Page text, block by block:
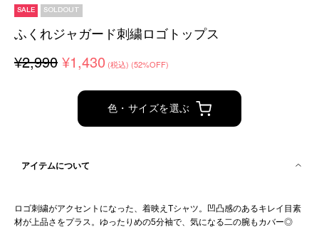
SALE SOLDOUT
ふくれジャガード刺繍ロゴトップス
¥2,990 ¥1,430 (税込) (52%OFF)
色・サイズを選ぶ
アイテムについて
ロゴ刺繍がアクセントになった、着映えTシャツ。凹凸感のあるキレイ目素
材が上品さをプラス。ゆったりめの5分袖で、気になる二の腕もカバー◎